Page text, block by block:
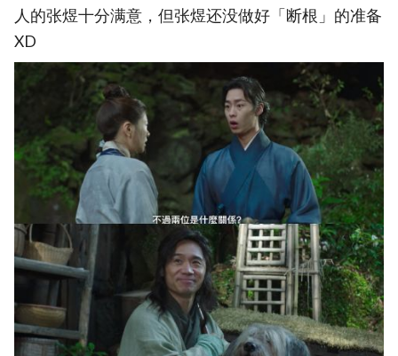
人的张煜十分满意，但张煜还没做好「断根」的准备
XD